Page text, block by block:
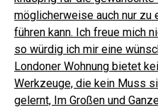
möglicherweise auch nur zu
führen kann. Ich freue mich
so würdig ich mir eine
Londoner Wohnung bietet
Werkzeuge, die kein Muss
gelernt, Im Großen und